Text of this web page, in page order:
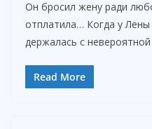
Он бросил жену ради
отплатила… Когда у
держалась с
Read More